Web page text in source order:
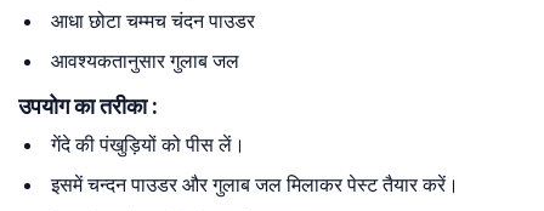
आधा छोटा चम्मच चंदन पाउडर
आवश्यकतानुसार गुलाब जल
उपयोग का तरीका :
गेंदे की पंखुड़ियों को पीस लें।
इसमें चन्दन पाउडर और गुलाब जल मिलाकर पेस्ट तैयार करें।